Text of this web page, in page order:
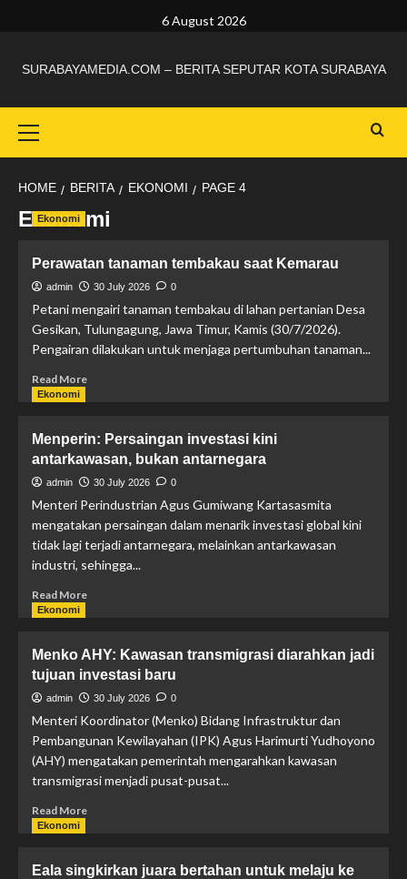
6 August 2026
SURABAYAMEDIA.COM – BERITA SEPUTAR KOTA SURABAYA
HOME BERITA EKONOMI PAGE 4
Ekonomi
Ekonomi
Perawatan tanaman tembakau saat Kemarau
admin 30 July 2026 0
Petani mengairi tanaman tembakau di lahan pertanian Desa
Gesikan, Tulungagung, Jawa Timur, Kamis (30/7/2026).
Pengairan dilakukan untuk menjaga pertumbuhan tanaman...
Read More
Ekonomi
Menperin: Persaingan investasi kini
antarkawasan, bukan antarnegara
admin 30 July 2026 0
Menteri Perindustrian Agus Gumiwang Kartasasmita
mengatakan persaingan dalam menarik investasi global kini
tidak lagi terjadi antarnegara, melainkan antarkawasan
industri, sehingga...
Read More
Ekonomi
Menko AHY: Kawasan transmigrasi diarahkan jadi
tujuan investasi baru
admin 30 July 2026 0
Menteri Koordinator (Menko) Bidang Infrastruktur dan
Pembangunan Kewilayahan (IPK) Agus Harimurti Yudhoyono
(AHY) mengatakan pemerintah mengarahkan kawasan
transmigrasi menjadi pusat-pusat...
Read More
Ekonomi
Eala singkirkan juara bertahan untuk melaju ke